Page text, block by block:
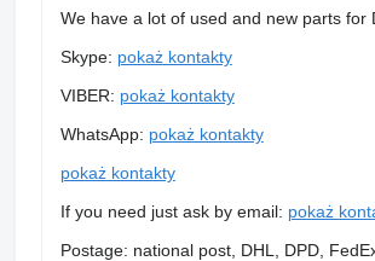
We have a lot of used and new parts for
Skype: pokaż kontakty
VIBER: pokaż kontakty
WhatsApp: pokaż kontakty
pokaż kontakty
If you need just ask by email: pokaż
Postage: national post, DHL, DPD,